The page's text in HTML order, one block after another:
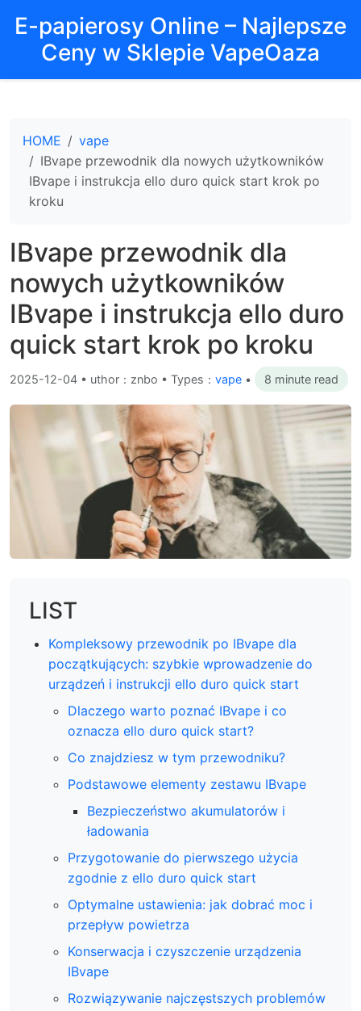
E-papierosy Online – Najlepsze
Ceny w Sklepie VapeOaza
HOME
vape
IBvape przewodnik dla nowych użytkowników
IBvape i instrukcja ello duro quick start krok po
kroku
IBvape przewodnik dla
nowych użytkowników
IBvape i instrukcja ello duro
quick start krok po kroku
2025-12-04 • uthor：znbo • Types： vape • 8 minute read
LIST
Kompleksowy przewodnik po IBvape dla
początkujących: szybkie wprowadzenie do
urządzeń i instrukcji ello duro quick start
Dlaczego warto poznać IBvape i co
oznacza ello duro quick start?
Co znajdziesz w tym przewodniku?
Podstawowe elementy zestawu IBvape
Bezpieczeństwo akumulatorów i
ładowania
Przygotowanie do pierwszego użycia
zgodnie z ello duro quick start
Optymalne ustawienia: jak dobrać moc i
przepływ powietrza
Konserwacja i czyszczenie urządzenia
IBvape
Rozwiązywanie najczęstszych problemów